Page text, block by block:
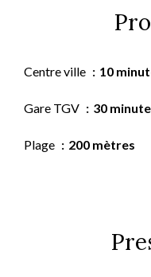
Centre ville 10
Gare TGV 30
Plage 200 mètres